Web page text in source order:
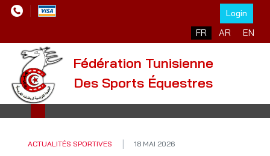
Login
Sélectionnez votre
FR AR EN
Fédération Tunisienne
Des Sports Équestres
ACTUALITÉS SPORTIVES 18 MAI 2026